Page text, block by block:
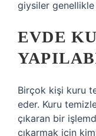
giysiler genellikle
EVDE
Birçok kişi kuru
eder. Kuru
çıkaran bir
çıkarmak için